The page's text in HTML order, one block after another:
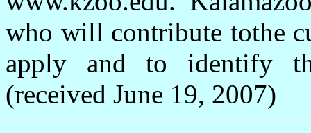
who will contribute tothe
apply and to identify
(received June 19, 2007)